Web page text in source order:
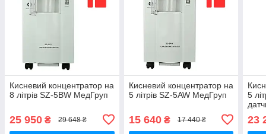
Кисневий концентратор на
8 літрів SZ-5BW МедГруп
25 950 ₴ 29 648 ₴
Кисневий концентратор на
5 літрів SZ-5AW МедГруп
15 640₴ 17 440 ₴
5
23